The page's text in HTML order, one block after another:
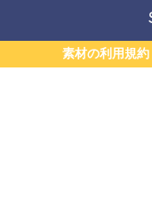
素材の利用規